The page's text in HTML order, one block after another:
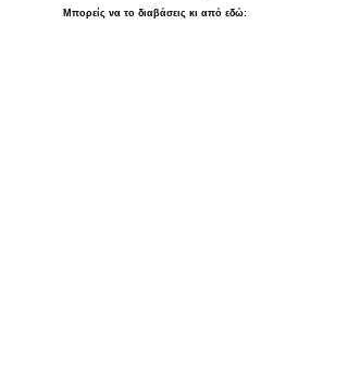
Μπορείς να το διαβάσεις κι από εδώ: